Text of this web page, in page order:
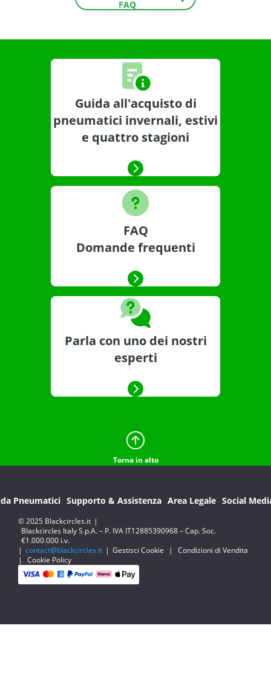
FAQ
Guida all'acquisto di
pneumatici invernali, estivi
e quattro stagioni
FAQ
Domande frequenti
Parla con uno dei nostri
esperti
Torna in alto
Pneumatici Supporto & Assistenza Area Legale Social
© 2025 Blackcircles.it |
Blackcircles Italy S.p.A. – P. IVA IT12885390968 – Cap. Soc.
€1.000.000 i.v.
| contact@blackcircles.it | Gestisci Cookie |
Condizioni di Vendita
|
Cookie Policy